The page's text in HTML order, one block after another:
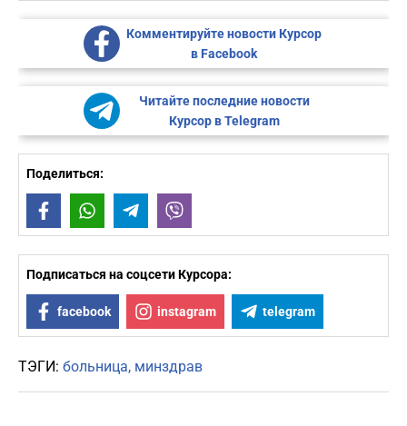
Комментируйте новости Курсор
в Facebook
Читайте последние новости
Курсор в Telegram
Поделиться:
FacebookWhatsAppTelegram
Подписаться на соцсети Курсора:
facebook instagram telegram
ТЭГИ: больница минздрав